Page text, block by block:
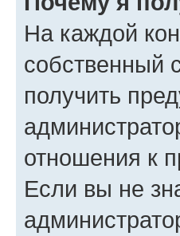
На каждой
собственный
получить
отношения к
Если вы не